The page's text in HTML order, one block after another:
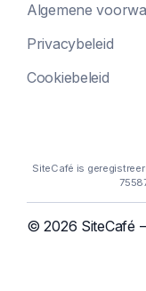
Algemene
Privacybeleid
Cookiebeleid
SiteCafé is
© 2026 SiteCafé